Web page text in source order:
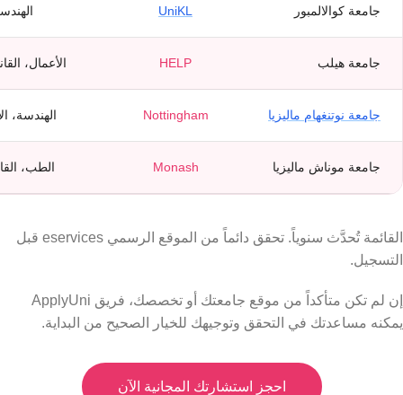
جامعة كوالالمبور UniKL
جامعة هيلب HELP الأعمال،
جامعة نوتنغهام ماليزيا Nottingham الهندسة،
جامعة موناش ماليزيا Monash الطب،
القائمة تُحدَّث سنوياً. تحقق دائماً من الموقع الرسمي eservices قبل
التسجيل.
إن لم تكن متأكداً من موقع جامعتك أو تخصصك، فريق ApplyUni
يمكنه مساعدتك في التحقق وتوجيهك للخيار الصحيح من البداية.
احجز استشارتك المجانية الآن